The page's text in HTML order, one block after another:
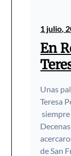
1 julio,
En
Unas
Teresa
de San